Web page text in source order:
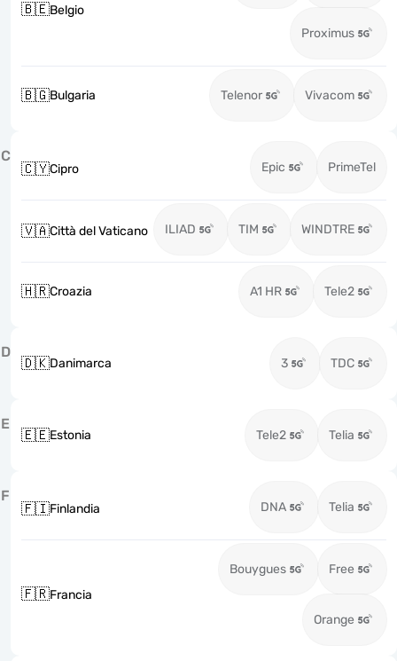
🇧🇪Belgio
Proximus
🇧🇬Bulgaria Telenor Vivacom
C
🇨🇾Cipro Epic PrimeTel
🇻🇦Città del Vaticano ILIAD TIM WINDTRE
🇭🇷Croazia A1 HR Tele2
D
🇩🇰Danimarca 3 TDC
E
🇪🇪Estonia Tele2 Telia
F
🇫🇮Finlandia DNA Telia
🇫🇷Francia
Bouygues Free
Orange